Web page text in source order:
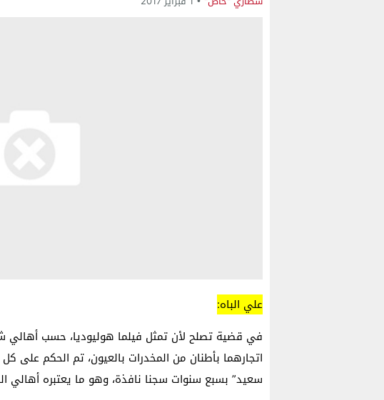
علي الباه:
في قضية تصلح لأن تمثل فيلما هوليوديا، حسب أهالي
اتجارهما بأطنان من المخدرات بالعيون، تم الحكم
سعيد” بسبع سنوات سجنا نافذة، وهو ما يعتبره أهالي